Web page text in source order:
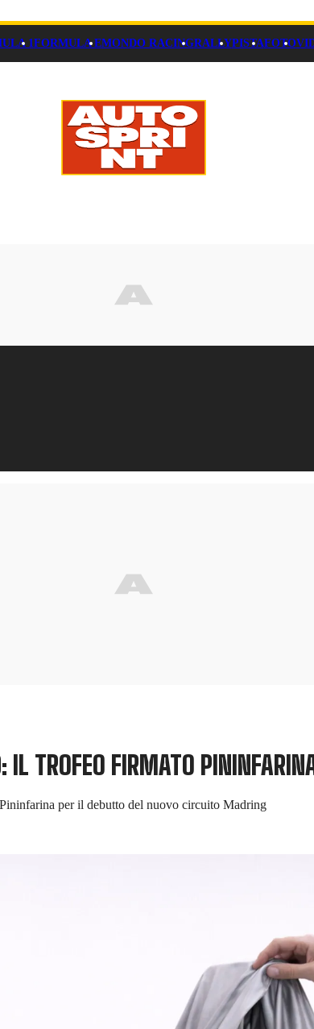
1FORMULA EMONDO RACINGRALLYPISTAFOTO
IL TROFEO FIRMATO
per il debutto del nuovo circuito Madring